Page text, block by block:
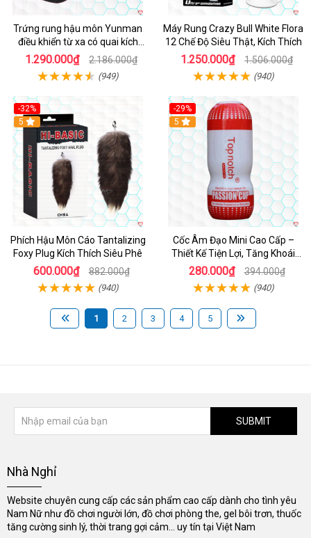
Trứng rung hậu môn Yunman
điều khiển từ xa có quai kích
thích
1.290.000₫ 2.186.000₫
(949)
Máy Rung Crazy Bull White Flora
12 Chế Độ Siêu Thật, Kích Thích
1.250.000₫ 1.506.000₫
(940)
-32%
Hot
5
Phích Hậu Môn Cáo Tantalizing
Foxy Plug Kích Thích Siêu Phê
600.000₫ 882.000₫
(940)
-29%
5
Cốc Âm Đạo Mini Cao Cấp –
Thiết Kế Tiện Lợi, Tăng Khoái
Cảm
280.000₫ 394.000₫
(940)
1 2 3 4 5
SUBMIT
Nhà Nghỉ
Website chuyên cung cấp các sản phẩm cao cấp dành cho tình yêu
Nam Nữ như đồ chơi người lớn, đồ chơi phòng the, gel bôi trơn, thuốc
tăng cường sinh lý, thời trang gợi cảm... uy tín tại Việt Nam